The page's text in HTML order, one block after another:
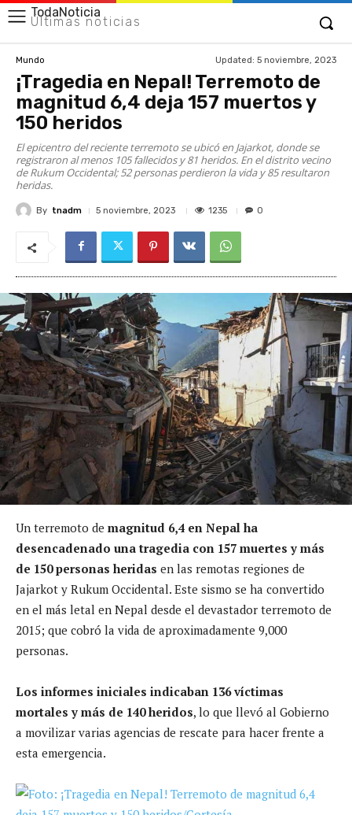
TodaNoticia
Últimas noticias
Mundo Updated: 5 noviembre, 2023
¡Tragedia en Nepal! Terremoto de
magnitud 6,4 deja 157 muertos y
150 heridos
El epicentro del reciente terremoto se ubicó en Jajarkot, donde se
registraron al menos 105 fallecidos y 81 heridos. En el distrito vecino
de Rukum Occidental; 52 personas perdieron la vida y 85 resultaron
heridas.
By tnadm 5 noviembre, 2023 1235 0
Un terremoto de magnitud 6,4 en Nepal ha
desencadenado una tragedia con 157 muertes y más
de 150 personas heridas en las remotas regiones de
Jajarkot y Rukum Occidental. Este sismo se ha convertido
en el más letal en Nepal desde el devastador terremoto de
2015; que cobró la vida de aproximadamente 9,000
personas.
Los informes iniciales indicaban 136 víctimas
mortales y más de 140 heridos, lo que llevó al Gobierno
a movilizar varias agencias de rescate para hacer frente a
esta emergencia.